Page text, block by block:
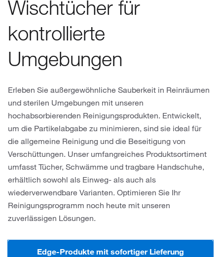
Wischtücher für
kontrollierte
Umgebungen
Erleben Sie außergewöhnliche Sauberkeit in Reinräumen
und sterilen Umgebungen mit unseren
hochabsorbierenden Reinigungsprodukten. Entwickelt,
um die Partikelabgabe zu minimieren, sind sie ideal für
die allgemeine Reinigung und die Beseitigung von
Verschüttungen. Unser umfangreiches Produktsortiment
umfasst Tücher, Schwämme und tragbare Handschuhe,
erhältlich sowohl als Einweg- als auch als
wiederverwendbare Varianten. Optimieren Sie Ihr
Reinigungsprogramm noch heute mit unseren
zuverlässigen Lösungen.
Edge-Produkte mit sofortiger Lieferung